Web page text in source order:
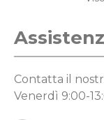
Contatta il
Venerdì 9:00-